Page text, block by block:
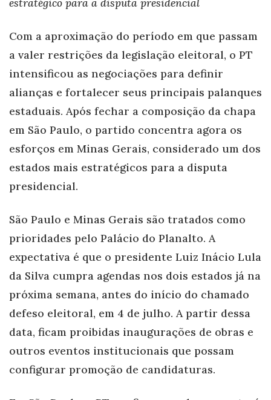
estratégico para a disputa presidencial
Com a aproximação do período em que passam
a valer restrições da legislação eleitoral, o PT
intensificou as negociações para definir
alianças e fortalecer seus principais palanques
estaduais. Após fechar a composição da chapa
em São Paulo, o partido concentra agora os
esforços em Minas Gerais, considerado um dos
estados mais estratégicos para a disputa
presidencial.
São Paulo e Minas Gerais são tratados como
prioridades pelo Palácio do Planalto. A
expectativa é que o presidente Luiz Inácio Lula
da Silva cumpra agendas nos dois estados já na
próxima semana, antes do início do chamado
defeso eleitoral, em 4 de julho. A partir dessa
data, ficam proibidas inaugurações de obras e
outros eventos institucionais que possam
configurar promoção de candidaturas.